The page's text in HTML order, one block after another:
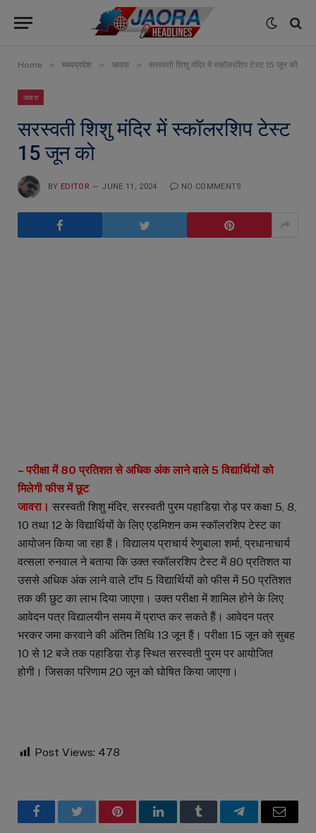
Home » मध्यप्रदेश » जावरा » सरस्वती शिशु मंदिर में स्कॉलरशिप टेस्ट 15 जून को
जावरा
सरस्वती शिशु मंदिर में स्कॉलरशिप टेस्ट
15 जून को
BY EDITOR JUNE 11, 2024 NO COMMENTS
– परीक्षा में 80 प्रतिशत से अधिक अंक लाने वाले 5 विद्यार्थियों को
मिलेगी फीस में छूट
जावरा। सरस्वती शिशु मंदिर, सरस्वती पुरम पहाडिय़ा रोड़ पर कक्षा 5, 8,
10 तथा 12 के विद्यार्थियों के लिए एडमिशन कम स्कॉलरशिप टेस्ट का
आयोजन किया जा रहा हैं। विद्यालय प्राचार्य रेणुबाला शर्मा, प्रधानाचार्य
वत्सला रुनवाल ने बताया कि उक्त स्कॉलरशिप टेस्ट में 80 प्रतिशत या
उससे अधिक अंक लाने वाले टॉप 5 विद्यार्थियों को फीस में 50 प्रतिशत
तक की छुट का लाभ दिया जाएगा। उक्त परीक्षा में शामिल होने के लिए
आवेदन पत्र विद्यालयीन समय में प्राप्त कर सकते हैं। आवेदन पत्र
भरकर जमा करवाने की अंतिम तिथि 13 जून हैं। परीक्षा 15 जून को सुबह
10 से 12 बजे तक पहाडिय़ा रोड़ स्थित सरस्वती पुरम पर आयोजित
होगी। जिसका परिणाम 20 जून को घोषित किया जाएगा।
Post Views: 478
FacebookTwitter PinterestLinkedInTumblr TelegramEmail